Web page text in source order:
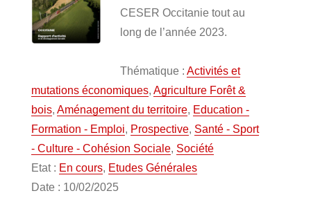
CESER Occitanie tout au
long de l’année 2023.
Thématique : Activités et
mutations économiques, Agriculture Forêt &
bois, Aménagement du territoire, Education -
Formation - Emploi, Prospective, Santé - Sport
- Culture - Cohésion Sociale, Société
Etat : En cours, Etudes Générales
Date : 10/02/2025